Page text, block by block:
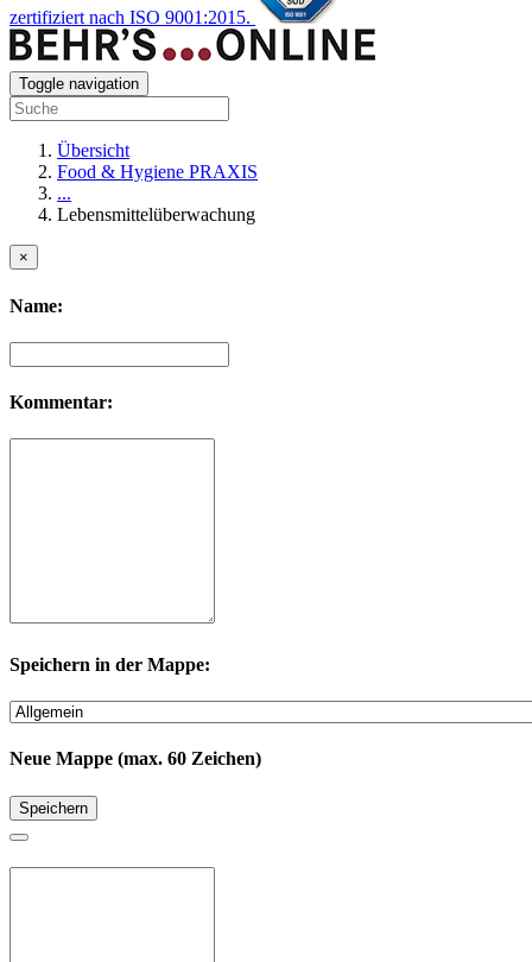
zertifiziert nach ISO 9001:2015.
Toggle navigation
Übersicht
Food & Hygiene PRAXIS
...
Lebensmittelüberwachung
×
Name:
Kommentar:
Speichern in der Mappe:
Neue Mappe (max. 60 Zeichen)
Speichern